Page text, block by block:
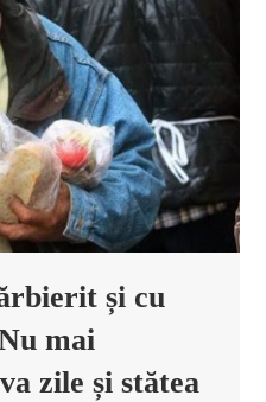
și cu
mai
zile și stătea